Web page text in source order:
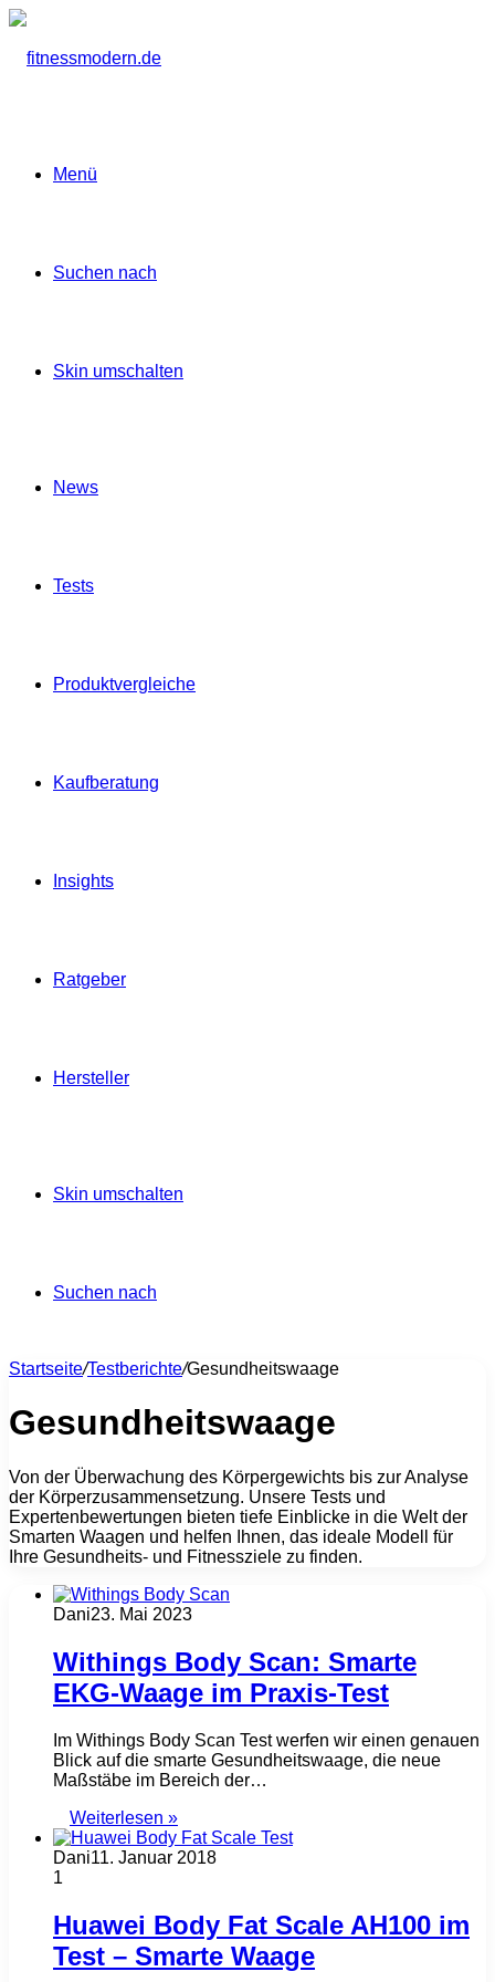
Menü
Suchen nach
Skin umschalten
News
Tests
Produktvergleiche
Kaufberatung
Insights
Ratgeber
Hersteller
Skin umschalten
Suchen nach
Startseite/Testberichte/Gesundheitswaage
Gesundheitswaage
Von der Überwachung des Körpergewichts bis zur Analyse
der Körperzusammensetzung. Unsere Tests und
Expertenbewertungen bieten tiefe Einblicke in die Welt der
Smarten Waagen und helfen Ihnen, das ideale Modell für
Ihre Gesundheits- und Fitnessziele zu finden.
Dani23. Mai 2023
Withings Body Scan: Smarte
EKG-Waage im Praxis-Test
Im Withings Body Scan Test werfen wir einen genauen
Blick auf die smarte Gesundheitswaage, die neue
Maßstäbe im Bereich der…
Weiterlesen »
Dani11. Januar 2018
1
Huawei Body Fat Scale AH100 im
Test – Smarte Waage